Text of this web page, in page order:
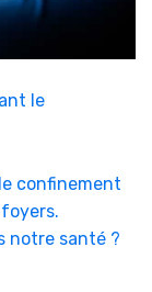
le
confinement
notre santé ?